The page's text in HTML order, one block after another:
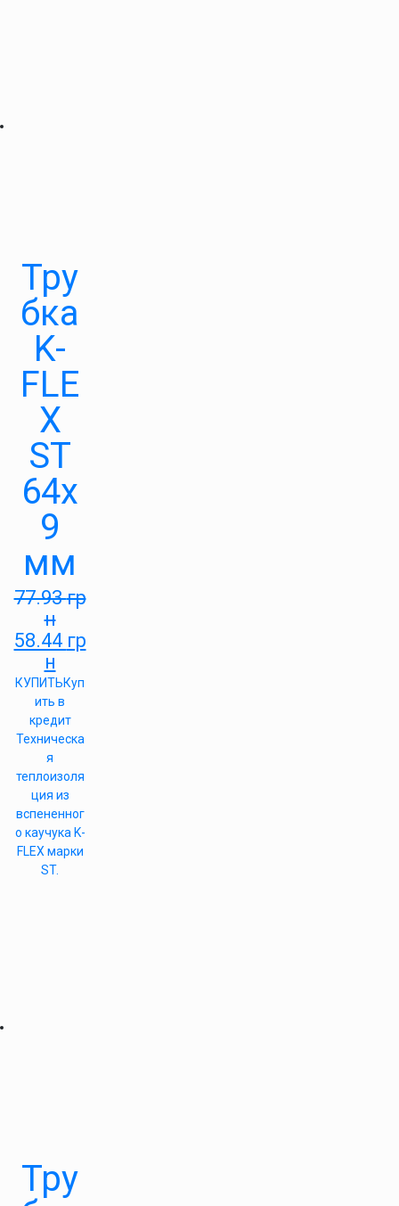
Тру
бка
K-
FLE
X
ST
64х
9
мм
77.93гр
н
58.44 гр
н
КУПИТЬКуп
ить в
кредит
Техническа
я
теплоизоля
ция из
вспененног
о каучука K-
FLEX марки
ST.
Тру